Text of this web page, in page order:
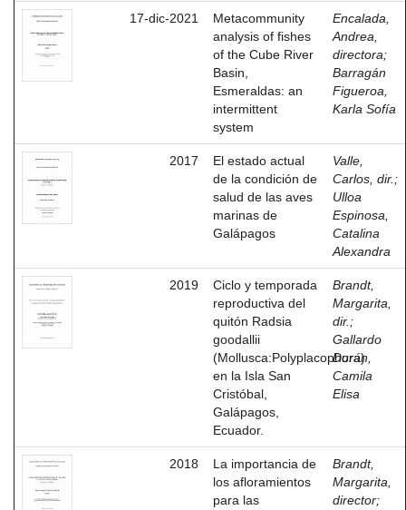
17-dic-2021
Metacommunity
analysis of fishes
of the Cube River
Basin,
Esmeraldas: an
intermittent
system
Encalada,
Andrea,
directora;
Barragán
Figueroa,
Karla Sofía
2017
El estado actual
de la condición de
salud de las aves
marinas de
Galápagos
Valle,
Carlos, dir. ;
Ulloa
Espinosa,
Catalina
Alexandra
2019
Ciclo y temporada
reproductiva del
quitón Radsia
goodallii
(Mollusca:Polyplacophora)
en la Isla San
Cristóbal,
Galápagos,
Ecuador.
Brandt,
Margarita,
dir. ;
Gallardo
Durán,
Camila
Elisa
2018
La importancia de
los afloramientos
para las
Brandt,
Margarita,
director;